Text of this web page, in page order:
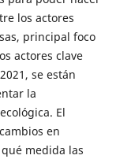
los actores
principal foco
actores clave
se están
la
El
en
medida las